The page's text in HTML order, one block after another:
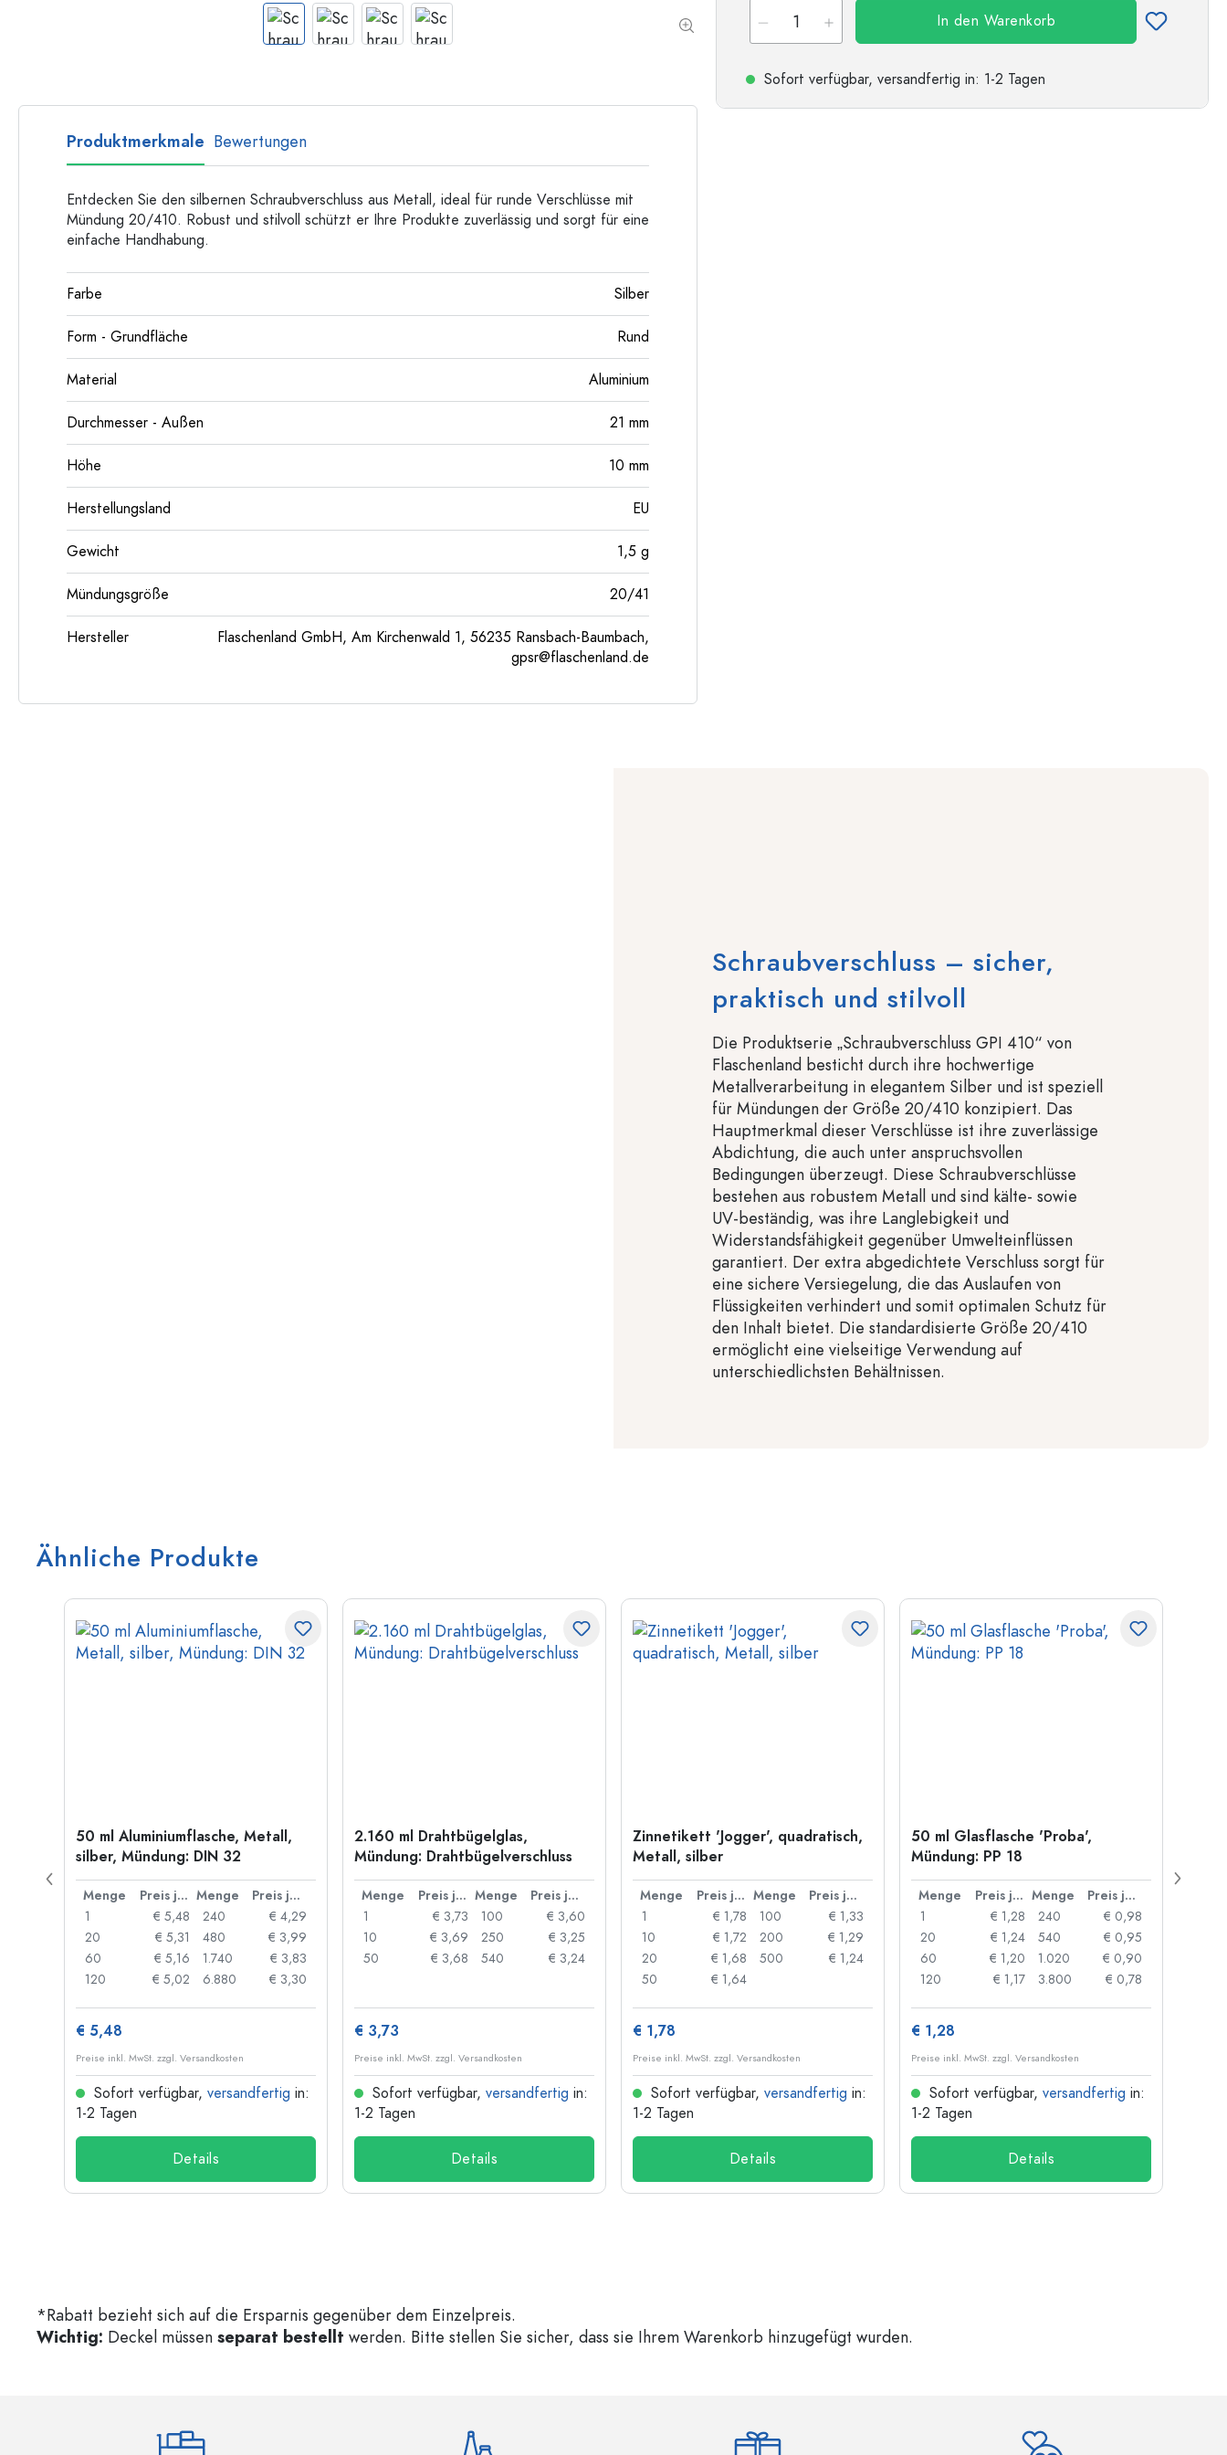
Langhalsflaschen
Mehrkantflaschen
Kunststoffflaschen
In den Warenkorb
Sofort verfügbar, versandfertig in: 1-2 Tagen
Produktmerkmale Bewertungen
Entdecken Sie den silbernen Schraubverschluss aus Metall, ideal für runde Verschlüsse mit
Mündung 20/410. Robust und stilvoll schützt er Ihre Produkte zuverlässig und sorgt für eine
einfache Handhabung.
Farbe Silber
Form - Grundfläche Rund
Material Aluminium
Durchmesser - Außen 21 mm
Höhe 10 mm
Herstellungsland EU
Gewicht 1,5 g
Mündungsgröße 20/41
Hersteller
Flaschenland GmbH, Am Kirchenwald 1, 56235 Ransbach-Baumbach,
gpsr@flaschenland.de
Schraubverschluss – sicher,
praktisch und stilvoll
Die Produktserie „Schraubverschluss GPI 410“ von
Flaschenland besticht durch ihre hochwertige
Metallverarbeitung in elegantem Silber und ist speziell
für Mündungen der Größe 20/410 konzipiert. Das
Hauptmerkmal dieser Verschlüsse ist ihre zuverlässige
Abdichtung, die auch unter anspruchsvollen
Bedingungen überzeugt. Diese Schraubverschlüsse
bestehen aus robustem Metall und sind kälte- sowie
UV-beständig, was ihre Langlebigkeit und
Widerstandsfähigkeit gegenüber Umwelteinflüssen
garantiert. Der extra abgedichtete Verschluss sorgt für
eine sichere Versiegelung, die das Auslaufen von
Flüssigkeiten verhindert und somit optimalen Schutz für
den Inhalt bietet. Die standardisierte Größe 20/410
ermöglicht eine vielseitige Verwendung auf
unterschiedlichsten Behältnissen.
Ähnliche Produkte
50 ml Aluminiumflasche, Metall,
silber, Mündung: DIN 32
Menge Preis je Stück Menge
Preis je Stück
1
€ 5,48
20
€ 5,31
60
€ 5,16
120
€ 5,02
240
€ 4,29
480
€ 3,99
1.740
€ 3,83
6.880
€ 3,30
€ 5,48
Preise inkl. MwSt. zzgl. Versandkosten
Sofort verfügbar, versandfertig in:
1-2 Tagen
Details
2.160 ml Drahtbügelglas,
Mündung: Drahtbügelverschluss
Menge Preis je Stück Menge
Preis je Stück
1
€ 3,73
10
€ 3,69
50
€ 3,68
100
€ 3,60
250
€ 3,25
540
€ 3,24
€ 3,73
Preise inkl. MwSt. zzgl. Versandkosten
Sofort verfügbar, versandfertig in:
1-2 Tagen
Details
Zinnetikett 'Jogger', quadratisch,
Metall, silber
Menge Preis je Stück Menge
Preis je Stück
1
€ 1,78
10
€ 1,72
20
€ 1,68
50
€ 1,64
100
€ 1,33
200
€ 1,29
500
€ 1,24
€ 1,78
Preise inkl. MwSt. zzgl. Versandkosten
Sofort verfügbar, versandfertig in:
1-2 Tagen
Details
50 ml Glasflasche 'Proba',
Mündung: PP 18
Menge Preis je Stück Menge
Preis je Stück
1
€ 1,28
20
€ 1,24
60
€ 1,20
120
€ 1,17
240
€ 0,98
540
€ 0,95
1.020
€ 0,90
3.800
€ 0,78
€ 1,28
Preise inkl. MwSt. zzgl. Versandkosten
Sofort verfügbar, versandfertig in:
1-2 Tagen
Details
*Rabatt bezieht sich auf die Ersparnis gegenüber dem Einzelpreis.
Wichtig: Deckel müssen separat bestellt werden. Bitte stellen Sie sicher, dass sie Ihrem Warenkorb hinzugefügt wurden.